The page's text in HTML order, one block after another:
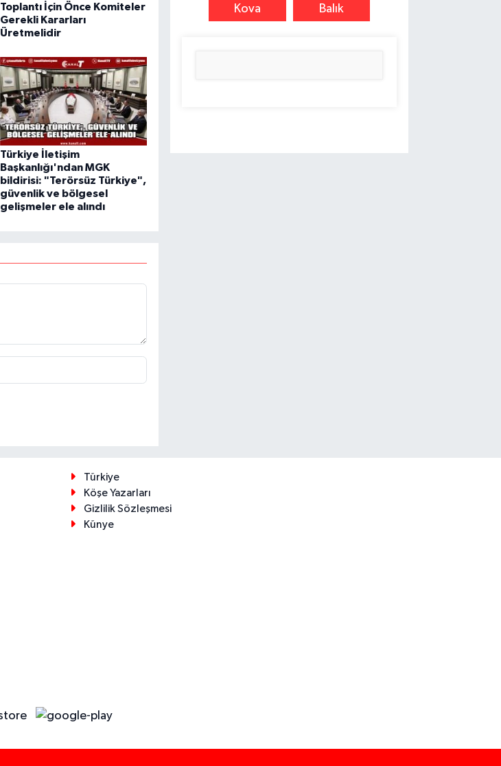
Toplantı İçin Önce Komiteler
Gerekli Kararları
Üretmelidir
Türkiye İletişim
Başkanlığı'ndan MGK
bildirisi: "Terörsüz Türkiye",
güvenlik ve bölgesel
gelişmeler ele alındı
Kova Balık
Türkiye
Köşe Yazarları
Gizlilik Sözleşmesi
Künye